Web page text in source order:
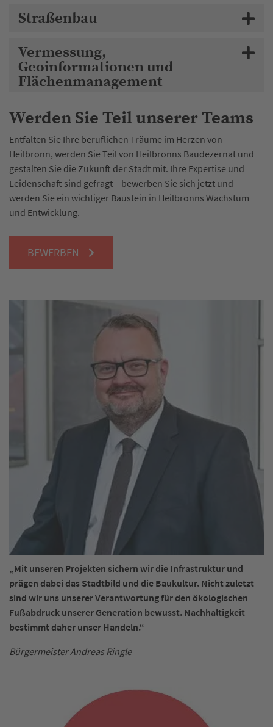
Straßenbau
Vermessung,
Geoinformationen und
Flächenmanagement
Werden Sie Teil unserer Teams
Entfalten Sie Ihre beruflichen Träume im Herzen von
Heilbronn, werden Sie Teil von Heilbronns Baudezernat und
gestalten Sie die Zukunft der Stadt mit. Ihre Expertise und
Leidenschaft sind gefragt – bewerben Sie sich jetzt und
werden Sie ein wichtiger Baustein in Heilbronns Wachstum
und Entwicklung.
BEWERBEN
„Mit unseren Projekten sichern wir die Infrastruktur und
prägen dabei das Stadtbild und die Baukultur. Nicht zuletzt
sind wir uns unserer Verantwortung für den ökologischen
Fußabdruck unserer Generation bewusst. Nachhaltigkeit
bestimmt daher unser Handeln.“
Bürgermeister Andreas Ringle